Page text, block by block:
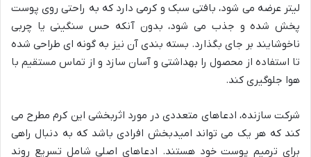
لیتر عرضه می شود، بافتی سبک و کرمی دارد که به راحتی روی پوست
پخش شده و جذب می شود، بدون آنکه حس سنگینی یا چربی
ناخوشایند بر جای بگذارد. بسته بندی آن نیز به گونه ای طراحی شده
تا استفاده از محصول را بهداشتی و آسان سازد و از تماس مستقیم با
هوا جلوگیری کند.
شرکت سازنده، ادعاهای متعددی در مورد اثربخشی این کرم مطرح می
کند که هر یک می تواند امیدبخش افرادی باشد که به دنبال راهی
برای ترمیم پوست خود هستند. ادعاهای اصلی شامل تسریع روند